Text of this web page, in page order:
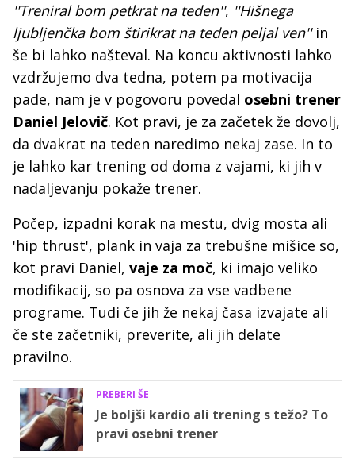
''Treniral bom petkrat na teden'', ''Hišnega
ljubljenčka bom štirikrat na teden peljal ven''in
še bi lahko našteval. Na koncu aktivnosti lahko
vzdržujemo dva tedna, potem pa motivacija
pade, nam je v pogovoru povedal osebni trener
Daniel Jelovič. Kot pravi, je za začetek že dovolj,
da dvakrat na teden naredimo nekaj zase. In to
je lahko kar trening od doma z vajami, ki jih v
nadaljevanju pokaže trener.
Počep, izpadni korak na mestu, dvig mosta ali
'hip thrust', plank in vaja za trebušne mišice so,
kot pravi Daniel, vaje za moč, ki imajo veliko
modifikacij, so pa osnova za vse vadbene
programe. Tudi če jih že nekaj časa izvajate ali
če ste začetniki, preverite, ali jih delate
pravilno.
PREBERI ŠE
Je boljši kardio ali trening s težo? To
pravi osebni trener